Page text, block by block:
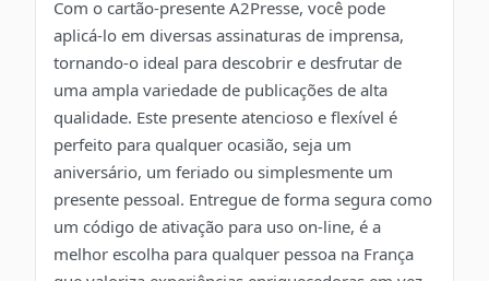
Com o cartão-presente A2Presse, você pode
aplicá-lo em diversas assinaturas de imprensa,
tornando-o ideal para descobrir e desfrutar de
uma ampla variedade de publicações de alta
qualidade. Este presente atencioso e flexível é
perfeito para qualquer ocasião, seja um
aniversário, um feriado ou simplesmente um
presente pessoal. Entregue de forma segura como
um código de ativação para uso on-line, é a
melhor escolha para qualquer pessoa na França